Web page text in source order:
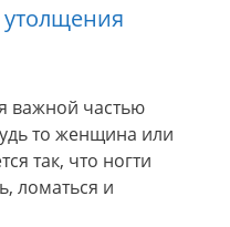
важной частью
то женщина или
так, что ногти
ломаться и